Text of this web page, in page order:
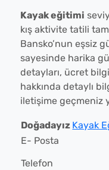
Kayak eğitimi
kış aktivite tatili
Bansko’nun eşsiz
sayesinde harika
detayları, ücret
hakkında detaylı
iletişime geçmeniz
Doğadayız Kayak
E- Posta
Telefon